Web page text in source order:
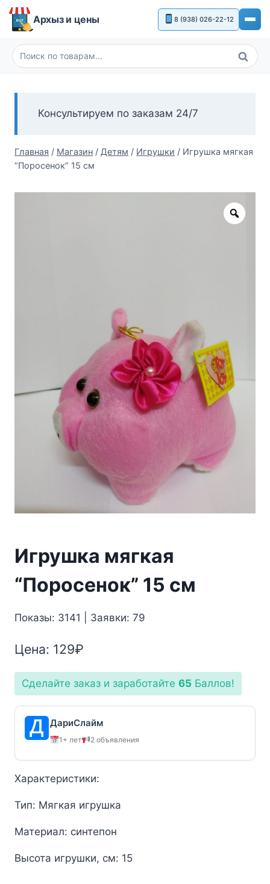
Перейти
Архыз и цены 8 (938) 026-22-12
Искать:
Поиск
Консультируем по заказам 24/7
Главная / Магазин / Детям / Игрушки / Игрушка мягкая
“Поросенок” 15 см
Zoom
Игрушка мягкая
“Поросенок” 15 см
Показы: 3141 | Заявки: 79
Цена: 129₽
Сделайте заказ и заработайте 65 Баллов!
ДариСлайм
1+ лет 2 объявления
Характеристики:
Тип: Мягкая игрушка
Материал: синтепон
Высота игрушки, см: 15